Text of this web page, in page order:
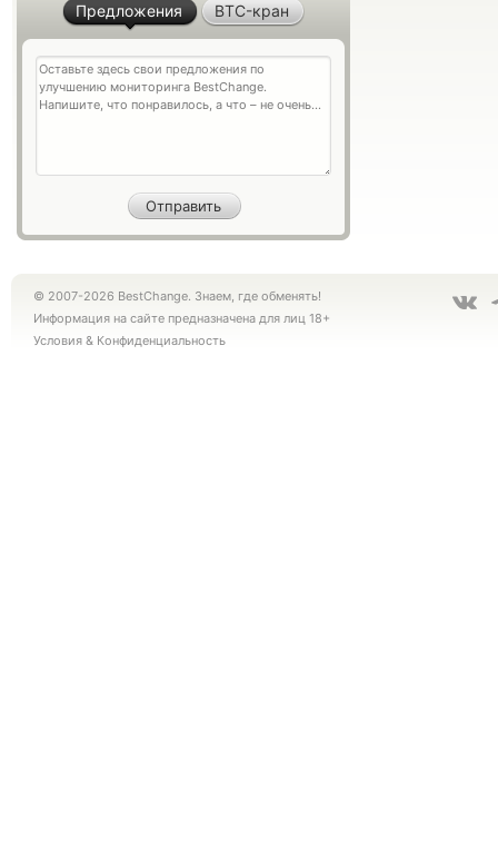
Предложения BTC-кран
© 2007-2026 BestChange. Знаем, где обменять!
Информация на сайте предназначена для лиц 18+
Условия & Конфиденциальность